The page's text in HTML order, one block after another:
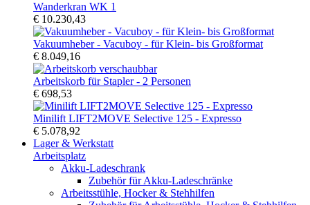
Wanderkran WK 1
€ 10.230,43
Vakuumheber - Vacuboy - für Klein- bis Großformat
€ 8.049,16
Arbeitskorb für Stapler - 2 Personen
€ 698,53
Minilift LIFT2MOVE Selective 125 - Expresso
€ 5.078,92
Lager & Werkstatt
Arbeitsplatz
Akku-Ladeschrank
Zubehör für Akku-Ladeschränke
Arbeitsstühle, Hocker & Stehhilfen